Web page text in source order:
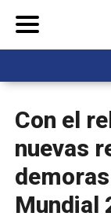
Con el
nuevas
Mundial